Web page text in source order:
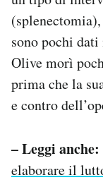
sono pochi
Olive morì
prima che la
e contro
– Leggi anche:
elaborare il